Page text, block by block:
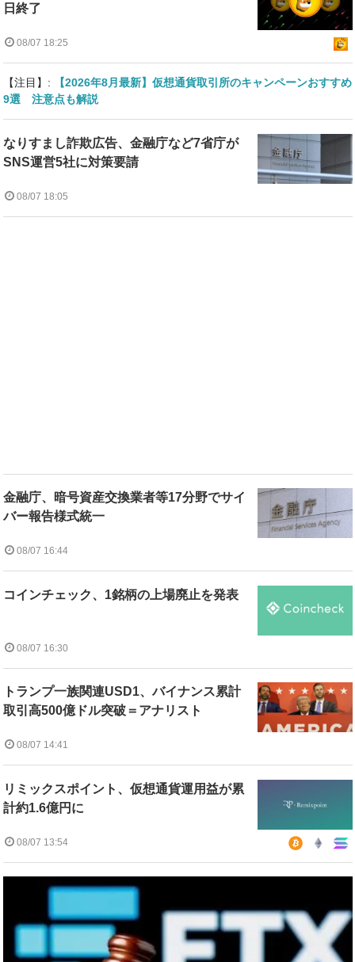
日終了
08/07 18:25
【注目】:
【2026年8月最新】仮想通貨取引所のキャンペーンおすすめ
9選 注意点も解説
なりすまし詐欺広告、金融庁など7省庁が
SNS運営5社に対策要請
08/07 18:05
金融庁、暗号資産交換業者等17分野でサイ
バー報告様式統一
08/07 16:44
コインチェック、1銘柄の上場廃止を発表
08/07 16:30
トランプ一族関連USD1、バイナンス累計
取引高500億ドル突破＝アナリスト
08/07 14:41
リミックスポイント、仮想通貨運用益が累
計約1.6億円に
08/07 13:54